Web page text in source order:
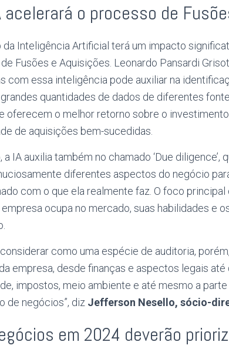
acelerará o processo de
da Inteligência Artificial terá um impacto
Fusões e Aquisições. Leonardo Pansardi
com essa inteligência pode auxiliar na
quantidades de dados de diferentes
oferecem o melhor retorno sobre o
de aquisições bem-sucedidas.
IA auxilia também no chamado ‘Due diligence’,
diferentes aspectos do negócio
com o que ela realmente faz. O foco
empresa ocupa no mercado, suas habilidades e
como uma espécie de auditoria,
empresa, desde finanças e aspectos legais
impostos, meio ambiente e até mesmo a
de negócios”, diz Jefferson Nesello, sócio-
em 2024 deverão